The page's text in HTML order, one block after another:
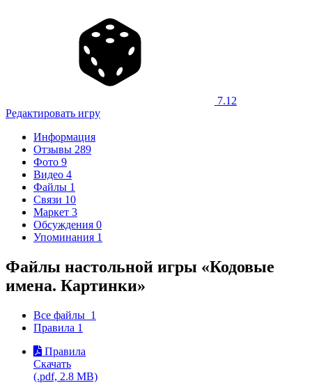
7.12
Редактировать игру
Информация
Отзывы 289
Фото 9
Видео 4
Файлы 1
Связи 10
Маркет 3
Обсуждения 0
Упоминания 1
Файлы настольной игры «Кодовые
имена. Картинки»
Все файлы 1
Правила 1
Правила
Скачать
(.pdf, 2.8 MB)